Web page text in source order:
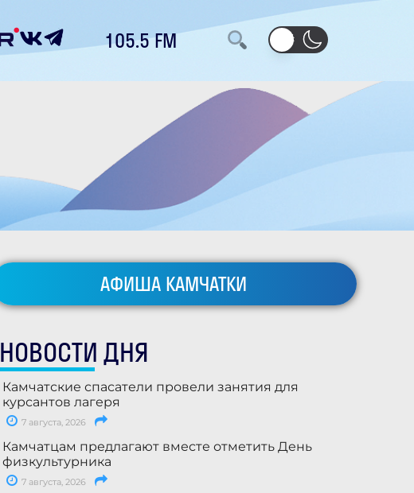
105.5 FM
АФИША КАМЧАТКИ
НОВОСТИ ДНЯ
Камчатские спасатели провели занятия для
курсантов лагеря
7 августа, 2026
Камчатцам предлагают вместе отметить День
физкультурника
7 августа, 2026